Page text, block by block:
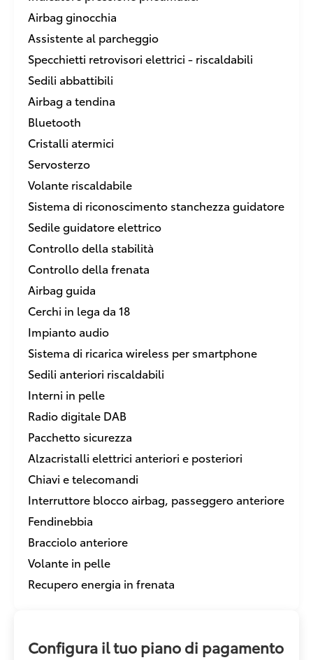
Airbag ginocchia
Assistente al parcheggio
Specchietti retrovisori elettrici - riscaldabili
Sedili abbattibili
Airbag a tendina
Bluetooth
Cristalli atermici
Servosterzo
Volante riscaldabile
Sistema di riconoscimento stanchezza guidatore
Sedile guidatore elettrico
Controllo della stabilità
Controllo della frenata
Airbag guida
Cerchi in lega da 18
Impianto audio
Sistema di ricarica wireless per smartphone
Sedili anteriori riscaldabili
Interni in pelle
Radio digitale DAB
Pacchetto sicurezza
Alzacristalli elettrici anteriori e posteriori
Chiavi e telecomandi
Interruttore blocco airbag, passeggero anteriore
Fendinebbia
Bracciolo anteriore
Volante in pelle
Recupero energia in frenata
Configura il tuo piano di pagamento